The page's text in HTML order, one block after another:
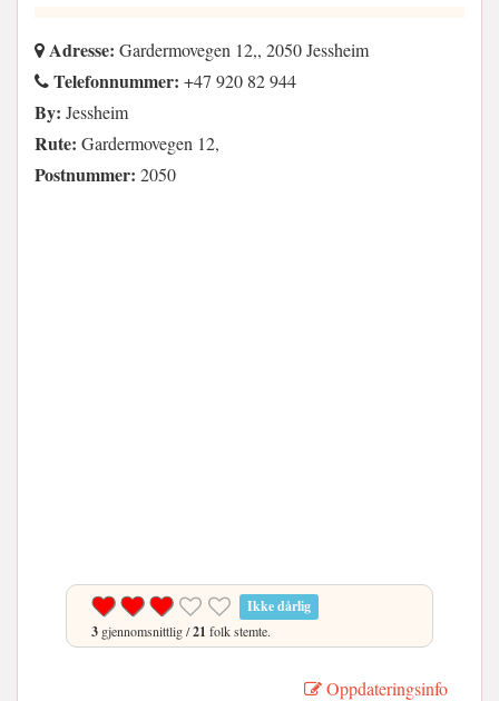
Adresse: Gardermovegen 12,, 2050 Jessheim
Telefonnummer: +47 920 82 944
By: Jessheim
Rute: Gardermovegen 12,
Postnummer: 2050
Ikke dårlig
3 gjennomsnittlig /21 folk stemte.
Oppdateringsinfo